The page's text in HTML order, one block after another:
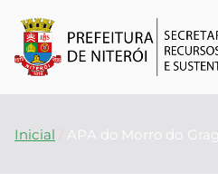
Inicial APA do Morro do